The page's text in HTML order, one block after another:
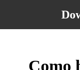
Como